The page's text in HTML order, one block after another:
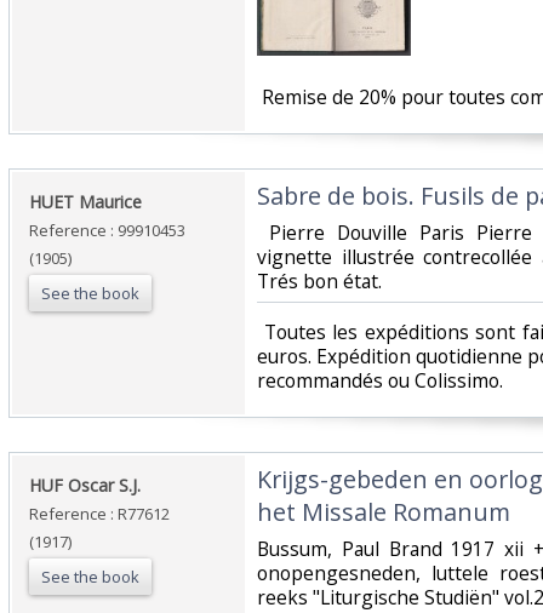
Remise de 20% pour toutes
‎HUET Maurice ‎
Reference : 99910453
(1905)
See the book
‎Sabre de bois. Fusils de
Pierre Douville Paris
vignette illustrée
Trés bon état.‎
Toutes les expéditions sont
euros. Expédition quotidienne
recommandés ou Colissimo. ‎
‎HUF Oscar S.J.‎
Reference : R77612
(1917)
See the book
‎Krijgs-gebeden en
het Missale Romanum‎
‎Bussum, Paul Brand 1917 xii
onopengesneden, luttele
reeks "Liturgische Studiën"